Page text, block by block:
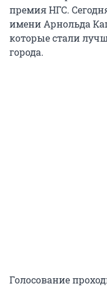
премия НГС.
имени Арнольда
которые стали
города.
Голосование